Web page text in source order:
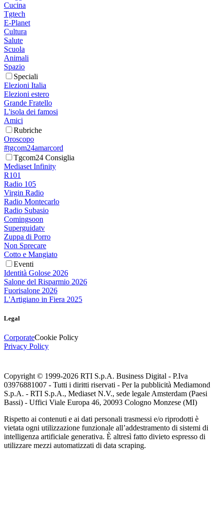
Cucina
Tgtech
E-Planet
Cultura
Salute
Scuola
Animali
Spazio
Speciali
Elezioni Italia
Elezioni estero
Grande Fratello
L'isola dei famosi
Amici
Rubriche
Oroscopo
#tgcom24amarcord
Tgcom24 Consiglia
Mediaset Infinity
R101
Radio 105
Virgin Radio
Radio Montecarlo
Radio Subasio
Comingsoon
Superguidatv
Zuppa di Porro
Non Sprecare
Cotto e Mangiato
Eventi
Identità Golose 2026
Salone del Risparmio 2026
Fuorisalone 2026
L'Artigiano in Fiera 2025
Legal
CorporateCookie Policy
Privacy Policy
Copyright © 1999-2026 RTI S.p.A. Business Digital - P.Iva
03976881007 - Tutti i diritti riservati - Per la pubblicità Mediamond
S.p.A. - RTI S.p.A., Mediaset N.V., sede legale Amsterdam (Paesi
Bassi) - Uffici Viale Europa 46, 20093 Cologno Monzese (MI)
Rispetto ai contenuti e ai dati personali trasmessi e/o riprodotti è
vietata ogni utilizzazione funzionale all’addestramento di sistemi di
intelligenza artificiale generativa. È altresì fatto divieto espresso di
utilizzare mezzi automatizzati di data scraping.